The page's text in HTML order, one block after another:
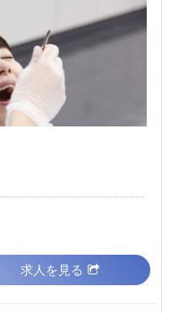
求人を見る